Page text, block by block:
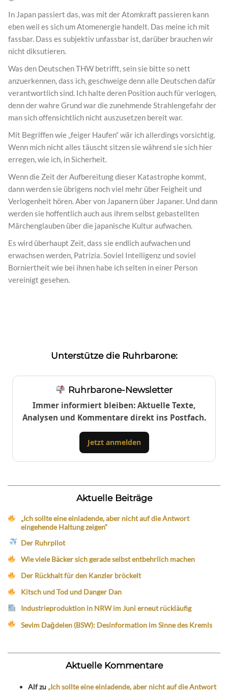
In Japan passiert das, was mit der Atomkraft passieren kann
eben weil es sich um Atomenergie handelt. Das meine ich mit
fassbar. Dass es subjektiv unfassbar ist, darüber brauchen wir
nicht diksutieren.
Was den Deutschen THW betrifft, sein sie bitte so nett
anzuerkennen, dass ich, geschweige denn alle Deutschen dafür
verantwortlich sind. Ich halte deren Position auch für verlogen,
denn der wahre Grund war die zunehmende Strahlengefahr der
man sich offensichtlich nicht auszusetzen bereit war.
Mit Begriffen wie „feiger Haufen“ wär ich allerdings vorsichtig.
Wenn mich nicht alles täuscht sitzen sie während sie sich hier
erregen, wie ich, in Sicherheit.
Wenn die Zeit der Aufbereitung dieser Katastrophe kommt,
dann werden sie übrigens noch viel mehr über Feigheit und
Verlogenheit hören. Aber von Japanern über Japaner. Und dann
werden sie hoffentlich auch aus ihrem selbst gebastellten
Märchenglauben über die japanische Kultur aufwachen.
Es wird überhaupt Zeit, dass sie endlich aufwachen und
erwachsen werden, Patrizia. Soviel Intelligenz und soviel
Borniertheit wie bei ihnen habe ich selten in einer Person
vereinigt gesehen.
Unterstütze die Ruhrbarone:
Ruhrbarone-Newsletter
Immer informiert bleiben: Aktuelle Texte,
Analysen und Kommentare direkt ins Postfach.
Jetzt anmelden
Aktuelle Beiträge
„Ich sollte eine einladende, aber nicht auf die Antwort
eingehende Haltung zeigen“
Der Ruhrpilot
Wie viele Bäcker sich gerade selbst entbehrlich machen
Der Rückhalt für den Kanzler bröckelt
Kitsch und Tod und Danger Dan
Industrieproduktion in NRW im Juni erneut rückläufig
Sevim Dağdelen (BSW): Desinformation im Sinne des Kremls
Aktuelle Kommentare
Alfzu „Ich sollte eine einladende, aber nicht auf die Antwort